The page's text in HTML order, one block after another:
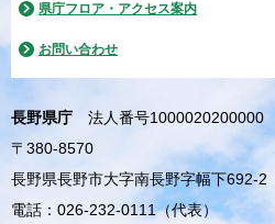
県庁フロア・アクセス案内
お問い合わせ
長野県庁
法人番号1000020200000
〒380-8570
長野県長野市大字南長野字幅下692-2
電話：026-232-0111（代表）